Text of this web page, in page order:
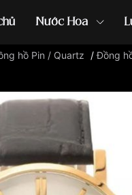
Nước Hoa
Đồng hồ casio đồng hồ
hồ Pin / Quartz /Đồng